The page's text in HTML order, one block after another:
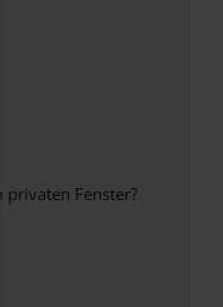
Fenster?